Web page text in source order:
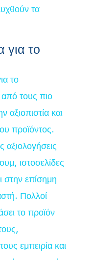
τα
για το
το
από τους πιο
αξιοπιστία και
προϊόντος.
αξιολογήσεις
ιστοσελίδες
στην επίσημη
Πολλοί
το προϊόν
εμπειρία και